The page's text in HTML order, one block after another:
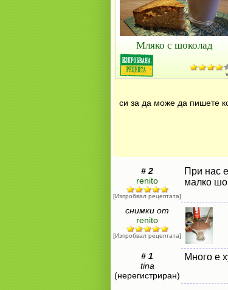
Мляко с шоколад
си за да може да пишете
# 2
renito
[Изпробвал рецептата]
При нас
малко
снимки от
renito
[Изпробвал рецептата]
# 1
tina
(нерегистриран)
Много е